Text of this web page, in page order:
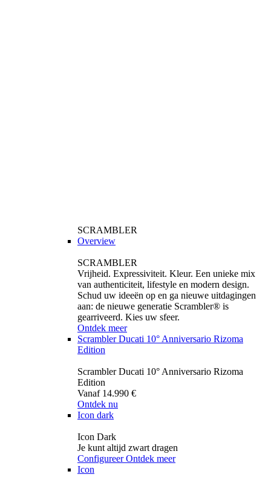
SCRAMBLER
Overview
SCRAMBLER
Vrijheid. Expressiviteit. Kleur. Een unieke mix
van authenticiteit, lifestyle en modern design.
Schud uw ideeën op en ga nieuwe uitdagingen
aan: de nieuwe generatie Scrambler® is
gearriveerd. Kies uw sfeer.
Ontdek meer
Scrambler Ducati 10° Anniversario Rizoma
Edition
Scrambler Ducati 10° Anniversario Rizoma
Edition
Vanaf 14.990 €
Ontdek nu
Icon dark
Icon Dark
Je kunt altijd zwart dragen
Configureer Ontdek meer
Icon